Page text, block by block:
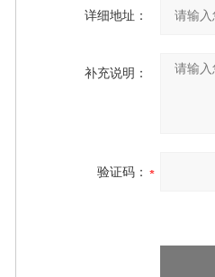
详细地址：
补充说明：
验证码：